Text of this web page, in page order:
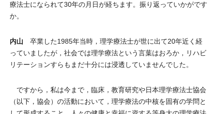
療法士になられて30年の月日が経ちます。振り返っていかがです
か。
内山 卒業した1985年当時，理学療法士が世に出て20年近く経
っていましたが，社会では理学療法という言葉はおろか，リハビ
リテーションすらもまだ十分には浸透していませんでした。
ですから，私は今まで，臨床，教育研究や日本理学療法士協会
（以下，協会）の活動において，理学療法の中核を固有の学問と